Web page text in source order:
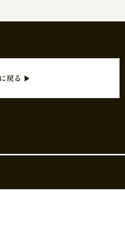
戻る ▶︎